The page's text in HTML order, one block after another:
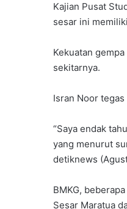
Kajian Pusat
sesar ini
Kekuatan
sekitarnya.
Isran Noor
“Saya endak
yang menurut
detiknews
BMKG,
Sesar Maratua